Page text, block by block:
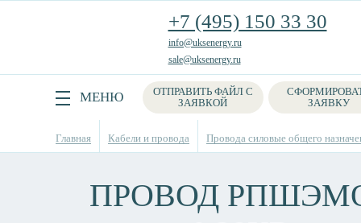
+7 (495) 150 33 30
info@uksenergy.ru
sale@uksenergy.ru
МЕНЮ
ОТПРАВИТЬ ФАЙЛ С
ЗАЯВКОЙ
ЗАЯВКУ
Поиск
Главная Кабели и провода Провода силовые общего
ПРОВОД